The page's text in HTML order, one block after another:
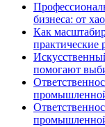
бизнеса: от
Как
практические
помогают